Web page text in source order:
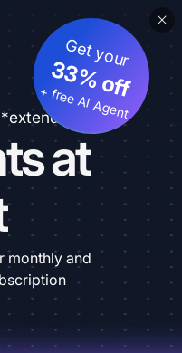
at
Get your
33% off
+ free AI Agent
monthly and